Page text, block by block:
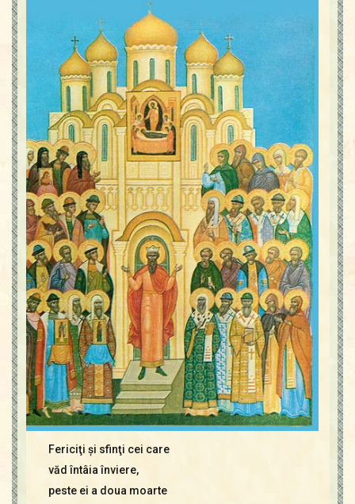
Icoane
Mărgăritare
Calendar
Glosar
Repere
Fericiţi şi sfinţi cei care
văd întâia înviere,
peste ei a doua moarte